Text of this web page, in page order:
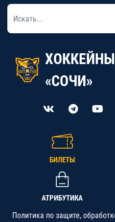
«СОЧИ»
БИЛЕТЫ
АТРИБУТИКА
Политика по защите,